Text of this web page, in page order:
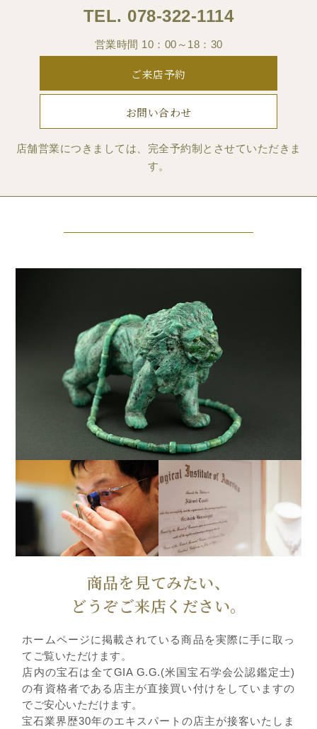
TEL. 078-322-1114
営業時間 10：00～18：30
ご来店予約
お問い合わせ
店舗営業につきましては、完全予約制とさせていただきま
す。
商品を見てみたい、
どうぞご来店ください。
ホームページに掲載されている商品を実際に手に取っ
てご覧いただけます。
店内の宝石は全てGIA G.G.(米国宝石学会公認鑑定士)
の有資格者である店主が直接買い付けをしていますの
でご安心いただけます。
宝石業界歴30年のエキスパートの店主が接客いたしま